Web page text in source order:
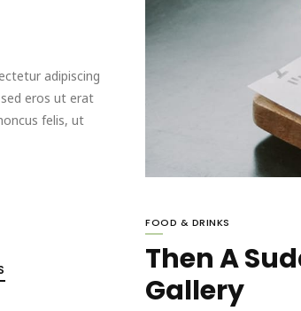
FOOD & DRINKS
Then A
Gallery
adipiscing
eros ut erat
felis, ut